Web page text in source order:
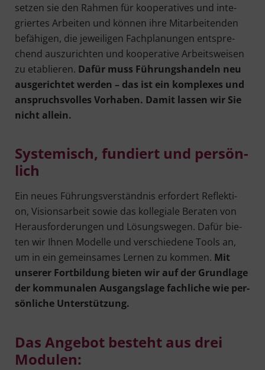
set­zen sie den Rah­men für koope­ra­ti­ves und inte­
grier­tes Arbei­ten und kön­nen ihre Mit­ar­bei­ten­den
befä­hi­gen, die jewei­li­gen Fach­pla­nun­gen ent­spre­
chend aus­zu­rich­ten und koope­ra­ti­ve Arbeits­wei­sen
zu eta­blie­ren. Dafür muss Füh­rungs­han­deln neu
aus­ge­rich­tet wer­den – das ist ein kom­ple­xes und
anspruchs­vol­les Vor­ha­ben. Damit las­sen wir Sie
nicht allein.
Sys­te­misch, fun­diert und per­sön­
lich
Ein neu­es Füh­rungs­ver­ständ­nis erfor­dert Reflek­ti­
on, Visi­ons­ar­beit sowie das kol­le­gia­le Bera­ten von
Her­aus­for­de­run­gen und Lösungs­we­gen. Dafür bie­
ten wir Ihnen Model­le und ver­schie­de­ne Tools an,
um in ein gemein­sa­mes Ler­nen zu kom­men. Mit
unse­rer Fort­bil­dung bie­ten wir auf der Grund­la­ge
der kom­mu­na­len Aus­gangs­la­ge fach­li­che wie per­
sön­li­che Unter­stüt­zung.
Das Ange­bot besteht aus drei
Modulen: